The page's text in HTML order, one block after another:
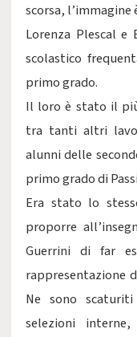
scorsa,
Lorenza Plescal e
scolastico
primo grado.
Il loro è stato il
tra tanti altri
alunni delle
primo grado di
Era stato lo
proporre
Guerrini di far
rappresentazione
Ne sono
selezioni